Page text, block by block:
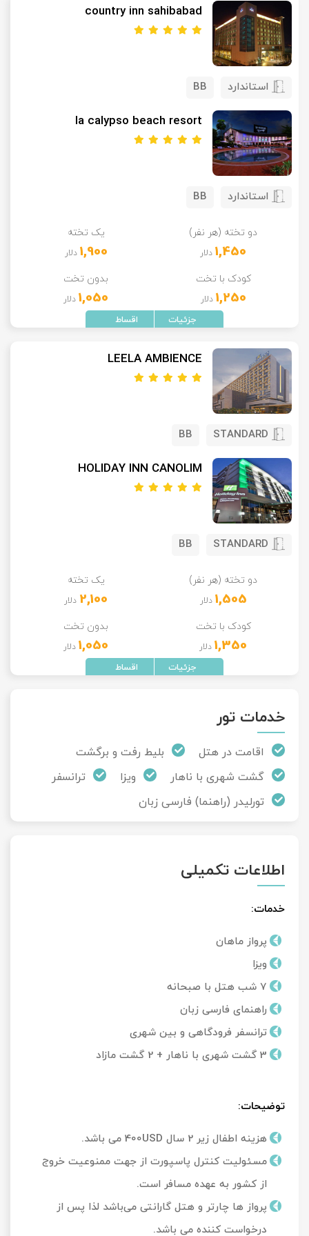
country inn sahibabad
استاندارد BB
la calypso beach resort
استاندارد BB
دو تخته (هر نفر)
1,450 دلار
یک تخته
1,900 دلار
کودک با تخت
1,250 دلار
بدون تخت
1,050 دلار
LEELA AMBIENCE
STANDARD
BB
HOLIDAY INN CANOLIM
STANDARD
BB
دو تخته (هر نفر)
1,505 دلار
یک تخته
2,100 دلار
کودک با تخت
1,350 دلار
بدون تخت
1,050 دلار
خدمات تور
اقامت در هتل
بلیط رفت و برگشت
گشت شهری با ناهار
ویزا
ترانسفر
تورلیدر (راهنما) فارسی زبان
اطلاعات تکمیلی
خدمات:
پرواز ماهان
ویزا
7 شب هتل با صبحانه
راهنمای فارسی زبان
ترانسفر فرودگاهی و بین شهری
3 گشت شهری با ناهار + 2 گشت مازاد
توضیحات:
هزینه اطفال زیر 2 سال 400USD می باشد.
مسئولیت کنترل پاسپورت از جهت ممنوعیت خروج
از کشور به عهده مسافر است.
پرواز ها چارتر و هتل گارانتی می‌باشد لذا پس از
درخواست کننده می باشد.
تور سوباتان
تور چابهار
تور مرداب هسل
تور کاشان
تور اصفهان
تور ترکمن صحرا
تور آفرود